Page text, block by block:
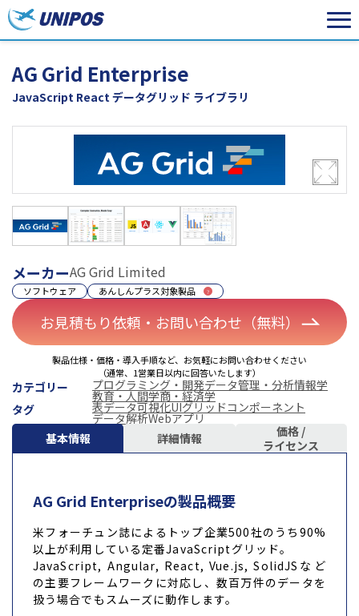
AG Grid Enterprise
JavaScript React データグリッド ライブラリ
メーカーAG Grid Limited
ソフトウェア あんしんプラス対象製品
お見積もり依頼・お問い合わせ（無料）
製品仕様・価格・導入手順など、お気軽にお問い合わせください
（通常、1営業日以内に回答いたします）
カテゴリー プログラミング・開発データ管理・分析情報学
教育・人間学商・経済学
タグ
表データ可視化UIグリッドコンポーネント
データ解析Webアプリ
基本情報
詳細情報
価格 /
ライセンス
AG Grid Enterpriseの製品概要
米フォーチュン誌によるトップ企業500社のうち90%
以上が利用している定番JavaScriptグリッド。
JavaScript, Angular, React, Vue.js, SolidJSなど
の主要フレームワークに対応し、数百万件のデータを
扱う場合でもスムーズに動作します。